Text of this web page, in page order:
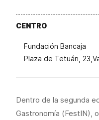
CENTRO
Fundación Bancaja
Plaza de Tetuán,
Dentro de la segunda
Gastronomía (FestIN),